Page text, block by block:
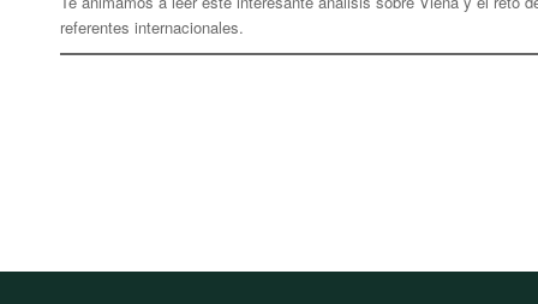
referentes internacionales.